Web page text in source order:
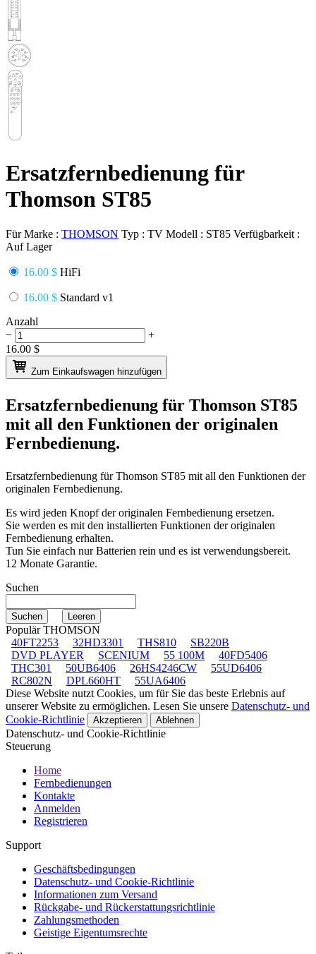
Ersatzfernbedienung für
Thomson ST85
Für Marke : THOMSON Typ : TV Modell : ST85 Verfügbarkeit :
Auf Lager
16.00 $ HiFi
16.00 $ Standard v1
Anzahl
−
+
16.00 $
Zum Einkaufswagen hinzufügen
Ersatzfernbedienung für Thomson ST85
mit all den Funktionen der originalen
Fernbedienung.
Ersatzfernbedienung fürThomson ST85 mit all den Funktionen der
originalen Fernbedienung.
Es wird jeden Knopf der originalen Fernbedienung ersetzen.
Sie werden es mit den installierten Funktionen der originalen
Fernbedienung erhalten.
Tun Sie einfach nur Batterien rein und es ist verwendungsbereit.
12 Monate Garantie.
Suchen
Populär THOMSON
40FT2253
32HD3301 THS810
SB220B
DVD PLAYER
SCENIUM 55 100M
40FD5406
THC301
50UB6406 26HS4246CW
55UD6406
RC802N
DPL660HT
55UA6406
Diese Website nutzt Cookies, um für Sie das beste Erlebnis auf
unserer Website zu ermöglichen. Lesen Sie unsere Datenschutz- und
Cookie-Richtlinie
Akzeptieren Ablehnen
Datenschutz- und Cookie-Richtlinie
Steuerung
Home
Fernbedienungen
Kontakte
Anmelden
Registrieren
Support
Geschäftsbedingungen
Datenschutz- und Cookie-Richtlinie
Informationen zum Versand
Rückgabe- und Rückerstattungsrichtlinie
Zahlungsmethoden
Geistige Eigentumsrechte